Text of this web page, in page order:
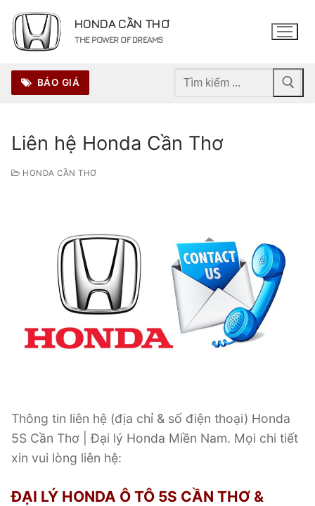
đến
nội
HONDA CẦN THƠ
THE POWER OF DREAMS
BÁO GIÁ
Tìm
Liên hệ Honda Cần Thơ
HONDA CẦN THƠ
Thông tin liên hệ (địa chỉ & số điện thoại) Honda
5S Cần Thơ | Đại lý Honda Miền Nam. Mọi chi tiết
xin vui lòng liên hệ:
ĐẠI LÝ HONDA Ô TÔ 5S CẦN THƠ &